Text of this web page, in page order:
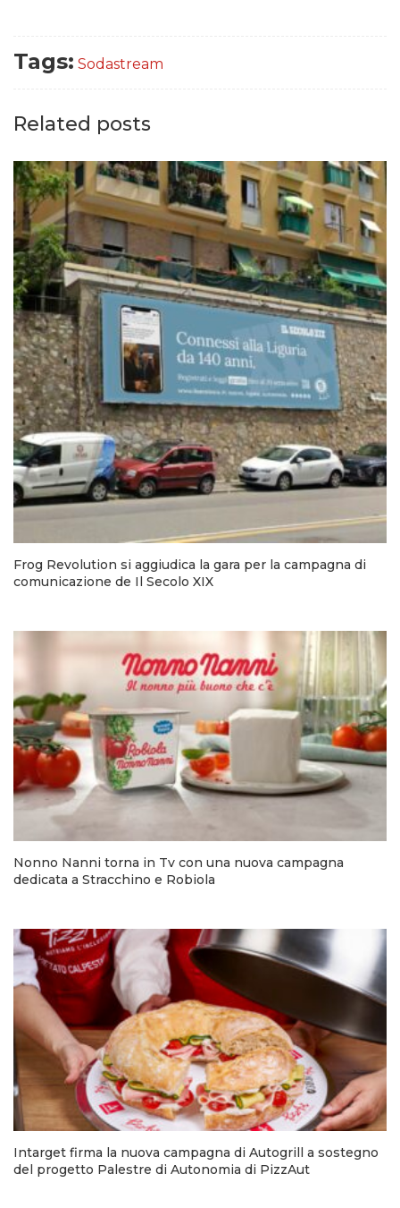
Tags: Sodastream
Related posts
Frog Revolution si aggiudica la gara per la campagna di
comunicazione de Il Secolo XIX
Nonno Nanni torna in Tv con una nuova campagna
dedicata a Stracchino e Robiola
Intarget firma la nuova campagna di Autogrill a sostegno
del progetto Palestre di Autonomia di PizzAut